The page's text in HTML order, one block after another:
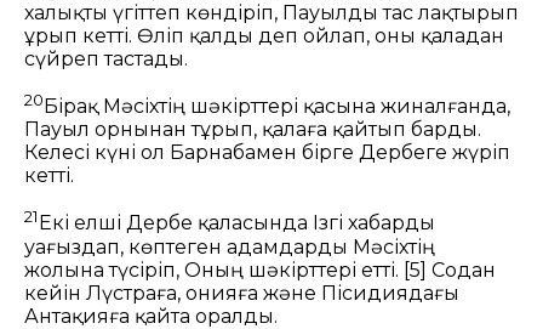
халықты үгіттеп көндіріп, Пауылды тас лақтырып
ұрып кетті. Өліп қалды деп ойлап, оны қаладан
сүйреп тастады.
20 Бірақ Мәсіхтің шәкірттері қасына жиналғанда,
Пауыл орнынан тұрып, қалаға қайтып барды.
Келесі күні ол Барнабамен бірге Дербеге жүріп
кетті.
21 Екі елші Дербе қаласында Ізгі хабарды
уағыздап, көптеген адамдарды Мәсіхтің
жолына түсіріп, Оның шәкірттері етті. [5] Содан
кейін Лүстраға, Қонияға және Пісидиядағы
Антақияға қайта оралды.